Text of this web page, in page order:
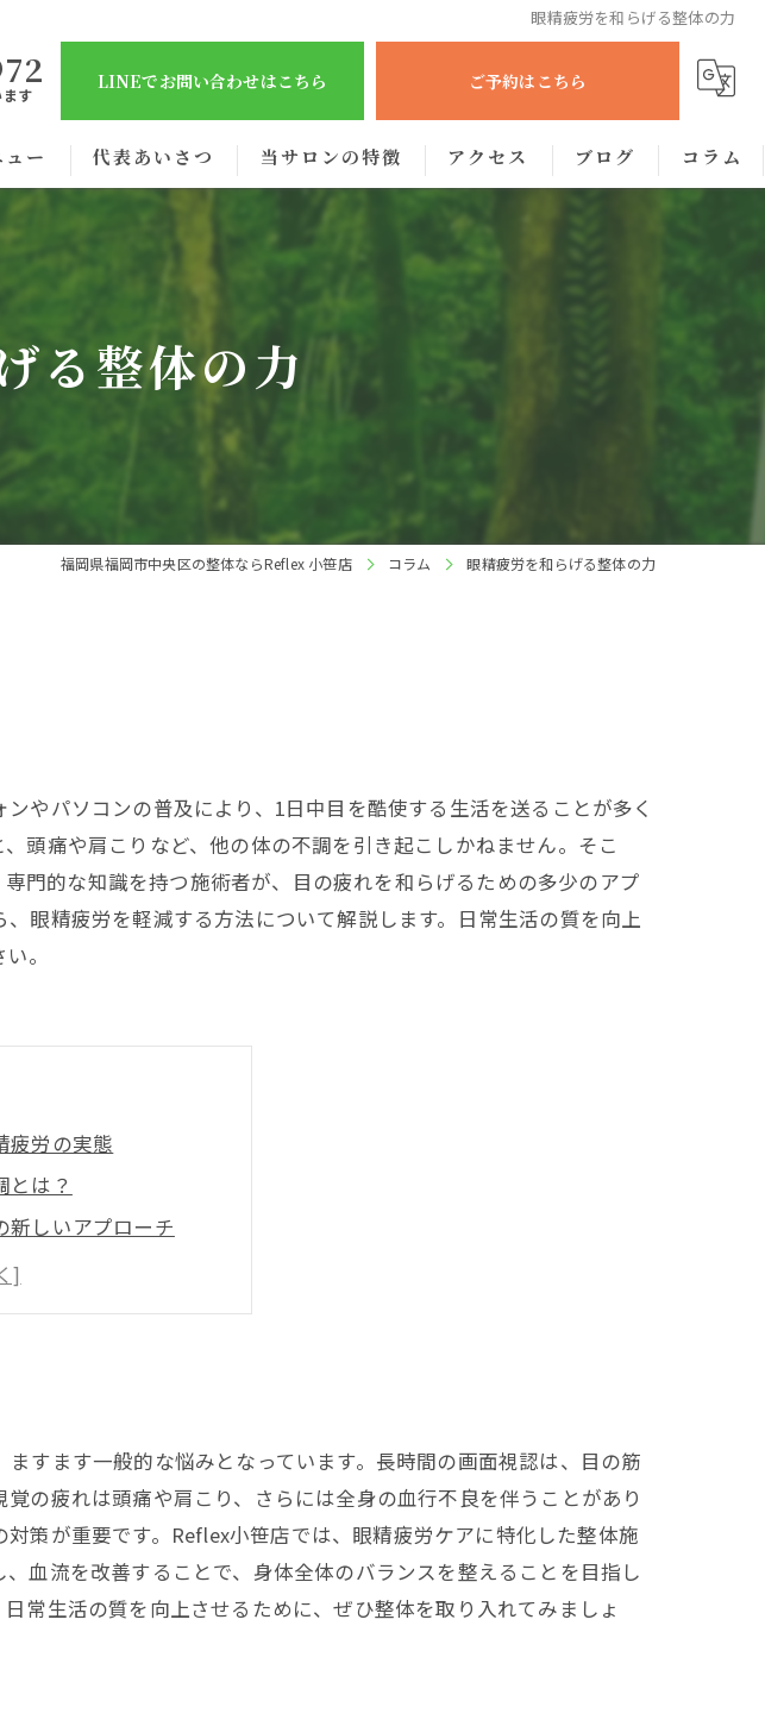
眼精疲労を和らげる整体の力
す
LINEでお問い合わせはこちら ご予約はこちら
ュー 代表あいさつ 当サロンの特徴
眼精疲労
アクセス ブログ コラム
る整体の力
福岡県福岡市中央区の整体ならReflex 小笹店 コラム 眼精疲労を和らげる整体の力
やパソコンの普及により、1日中目を酷使する生活を送ることが多く
頭痛や肩こりなど、他の体の不調を引き起こしかねません。そこ
門的な知識を持つ施術者が、目の疲れを和らげるための多少のアプ
眼精疲労を軽減する方法について解説します。日常生活の質を向上
。
疲労の実態
とは？
新しいアプローチ
果的な施術法
整え、目の疲れを軽減
すます一般的な悩みとなっています。長時間の画面視認は、目の筋
の疲れは頭痛や肩こり、さらには全身の血行不良を伴うことがあり
策が重要です。Reflex小笹店では、眼精疲労ケアに特化した整体施
血流を改善することで、身体全体のバランスを整えることを目指し
常生活の質を向上させるために、ぜひ整体を取り入れてみましょ